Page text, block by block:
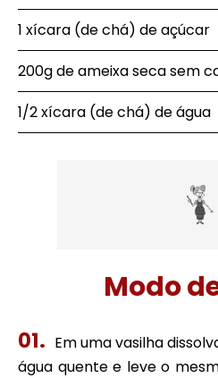
1 xícara (de chá) de açúcar
200g de ameixa seca sem
1/2 xícara (de chá) de água
Modo
Em uma vasilha
água quente e leve o